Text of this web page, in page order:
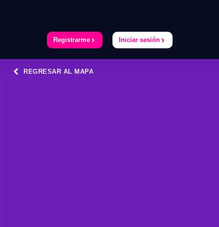
Registrarme Iniciar sesión
REGRESAR AL MAPA